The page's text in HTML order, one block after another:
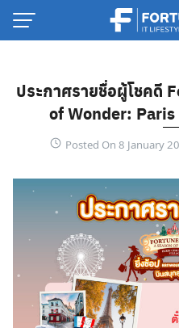
Skip
Thai
English
ประกาศรายชื่อผู้โชคดี
of Wonder:
Posted On 8 January